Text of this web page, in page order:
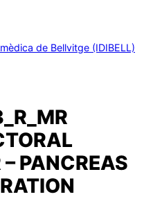
de Bellvitge (IDIBELL)
PANCREAS